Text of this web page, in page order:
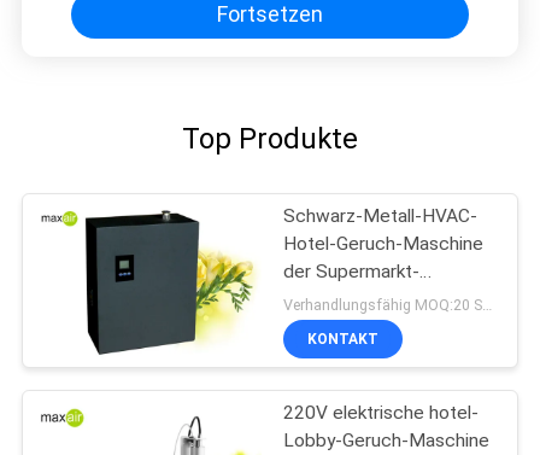
Fortsetzen
Top Produkte
Schwarz-Metall-HVAC-
Hotel-Geruch-Maschine
der Supermarkt-
Großmacht-1000ml
KONTAKT
220V elektrische hotel-
Lobby-Geruch-Maschine